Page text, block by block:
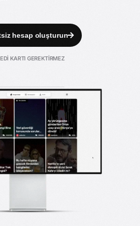
hesap oluşturun
KARTI GEREKTİRMEZ